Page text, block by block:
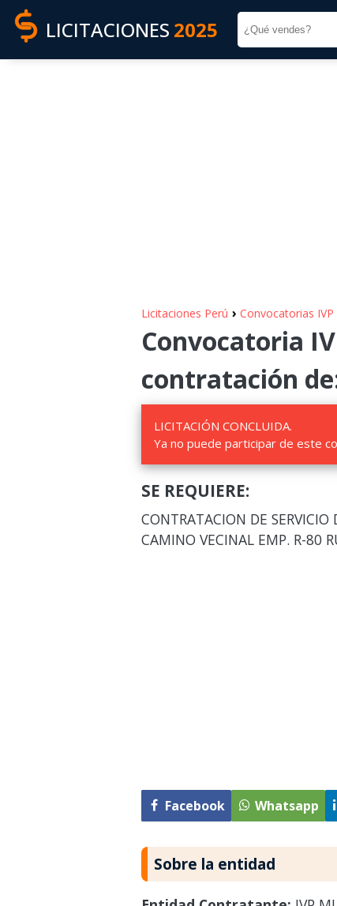
LICITACIONES 2025
Licitaciones Perú › Convocatorias IVP
Convocatoria
contratación
LICITACIÓN CONCLUIDA.
Ya no puede participar de este
SE REQUIERE:
CONTRATACION DE
CAMINO VECINAL EMP. R-80
Facebook Whatsapp
Sobre la entidad